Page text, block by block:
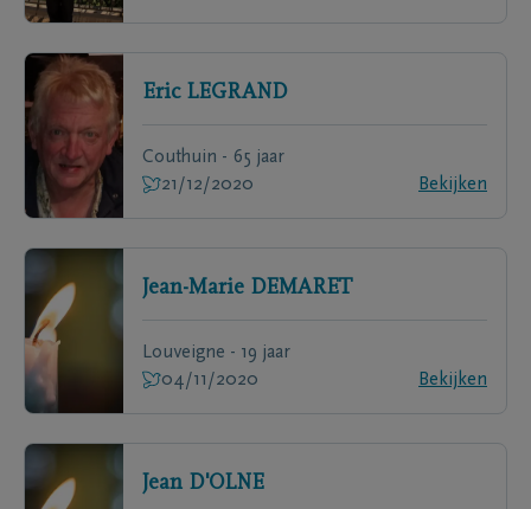
Eric LEGRAND
Couthuin - 65 jaar
21/12/2020
Bekijken
Jean-Marie DEMARET
Louveigne - 19 jaar
04/11/2020
Bekijken
Jean D'OLNE